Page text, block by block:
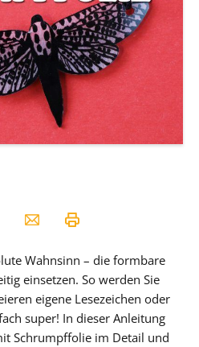
Wahnsinn – die formbare
einsetzen. So werden Sie
eigene Lesezeichen oder
super! In dieser Anleitung
Schrumpffolie im Detail und